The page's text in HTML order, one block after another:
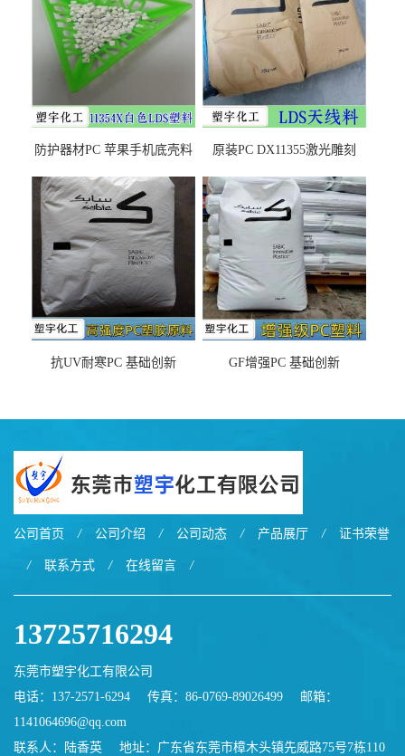
防护器材PC 苹果手机底壳料
之忧
原装PC DX11355激光雕刻
抗UV耐寒PC 基础创新
GF增强PC 基础创新
公司首页 / 公司介绍 / 公司动态 / 产品展厅 / 证书荣誉
/ 联系方式 / 在线留言 /
13725716294
东莞市塑宇化工有限公司
电话：137-2571-6294
传真：86-0769-89026499
邮箱：
1141064696@qq.com
联系人：陆香英
地址：广东省东莞市樟木头镇先威路75号7栋110